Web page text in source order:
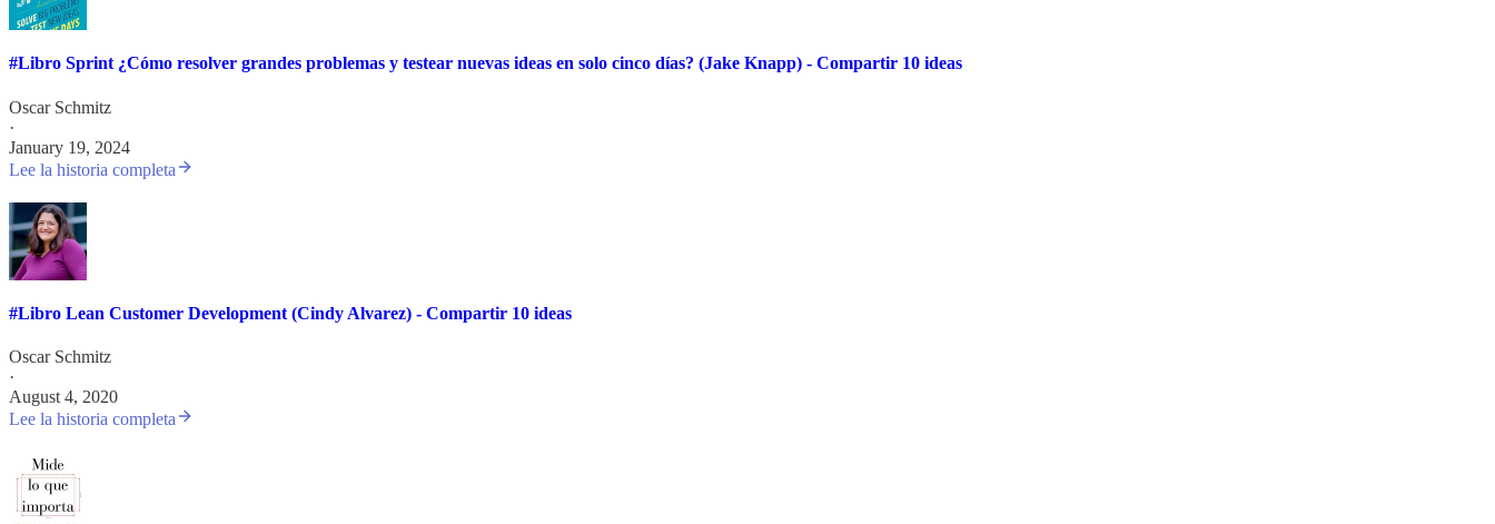
#Libro Sprint ¿Cómo resolver grandes problemas y testear nuevas ideas en solo cinco días? (Jake Knapp) - Compartir 10 ideas
Oscar Schmitz
·
January 19, 2024
Lee la historia completa
#Libro Lean Customer Development (Cindy Alvarez) - Compartir 10 ideas
Oscar Schmitz
·
August 4, 2020
Lee la historia completa